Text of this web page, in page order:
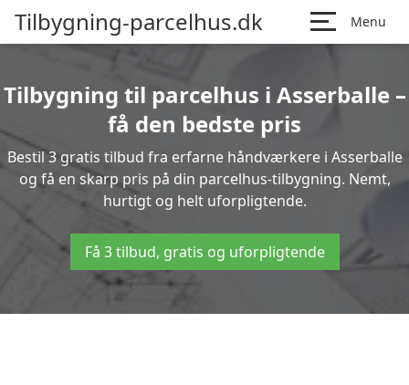
Tilbygning-parcelhus.dk Menu
Tilbygning til parcelhus i Asserballe –
få den bedste pris
Bestil 3 gratis tilbud fra erfarne håndværkere i Asserballe
og få en skarp pris på din parcelhus-tilbygning. Nemt,
hurtigt og helt uforpligtende.
Få 3 tilbud, gratis og uforpligtende